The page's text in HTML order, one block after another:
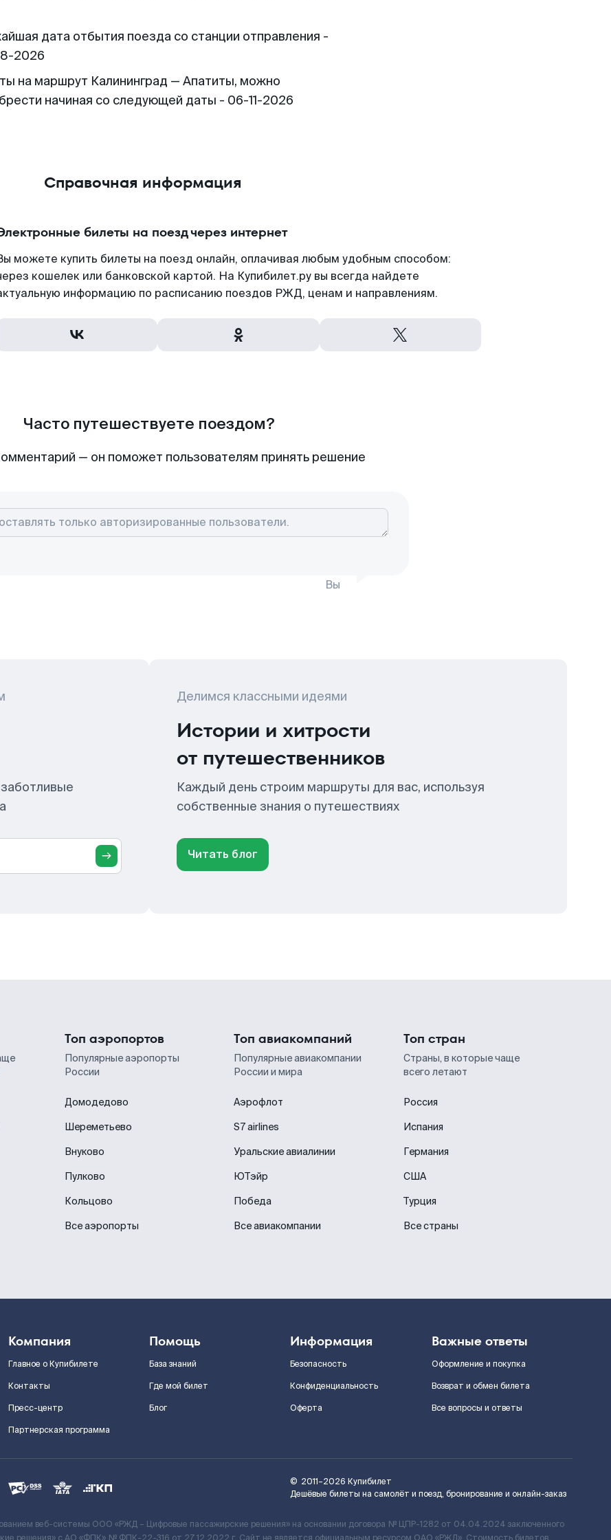
дата отбытия поезда со станции отправления -
2026
на маршрут Калининград — Апатиты, можно
начиная со следующей даты - 06-11-2026
Справочная информация
билеты на поезд через интернет
можете купить билеты на поезд онлайн, оплачивая любым удобным способом:
кошелек или банковской картой. На Купибилет.ру вы всегда найдете
информацию по расписанию поездов РЖД, ценам и направлениям.
Часто путешествуете поездом?
— он поможет пользователям принять решение
Вы
Делимся классными идеями
Истории и хитрости
от путешественников
Каждый день строим маршруты для вас, используя
собственные знания о путешествиях
Читать блог
Топ аэропортов
Популярные аэропорты
России
Домодедово
Шереметьево
Внуково
Пулково
Кольцово
Все аэропорты
Топ авиакомпаний
Популярные авиакомпании
России и мира
Аэрофлот
S7 airlines
Уральские авиалинии
ЮТэйр
Победа
Все авиакомпании
Топ стран
Страны, в которые чаще
всего летают
Россия
Испания
Германия
США
Турция
Все страны
Компания
Главное о Купибилете
Контакты
Пресс-центр
Партнерская программа
Помощь
База знаний
Где мой билет
Блог
Информация
Безопасность
Конфиденциальность
Оферта
Важные ответы
Оформление и покупка
Возврат и обмен билета
Все вопросы и ответы
© 2011–2026 Купибилет
Дешёвые билеты на самолёт и поезд, бронирование и онлайн-заказ
веб-системы ООО «РЖД – Цифровые пассажирские решения» на основании договора № ЦПР-1282 от 04.04.2024 заключенного